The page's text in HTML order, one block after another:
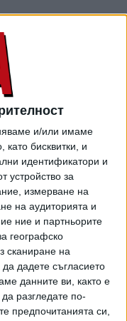
и/или имаме
бисквитки, и
идентификатори и
устройство за
измерване на
на аудиторията и
ние и партньорите
географско
сканиране на
дадете съгласието
данните ви, както е
разгледате по-
предпочитанията си,
фентанилови сълзи
Разгледай всички